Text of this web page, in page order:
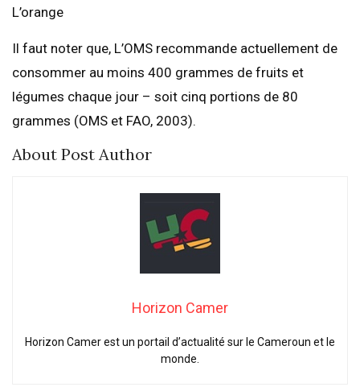
L’orange
Il faut noter que, L’OMS recommande actuellement de
consommer au moins 400 grammes de fruits et
légumes chaque jour – soit cinq portions de 80
grammes (OMS et FAO, 2003).
About Post Author
Horizon Camer
Horizon Camer est un portail d’actualité sur le Cameroun et le
monde.